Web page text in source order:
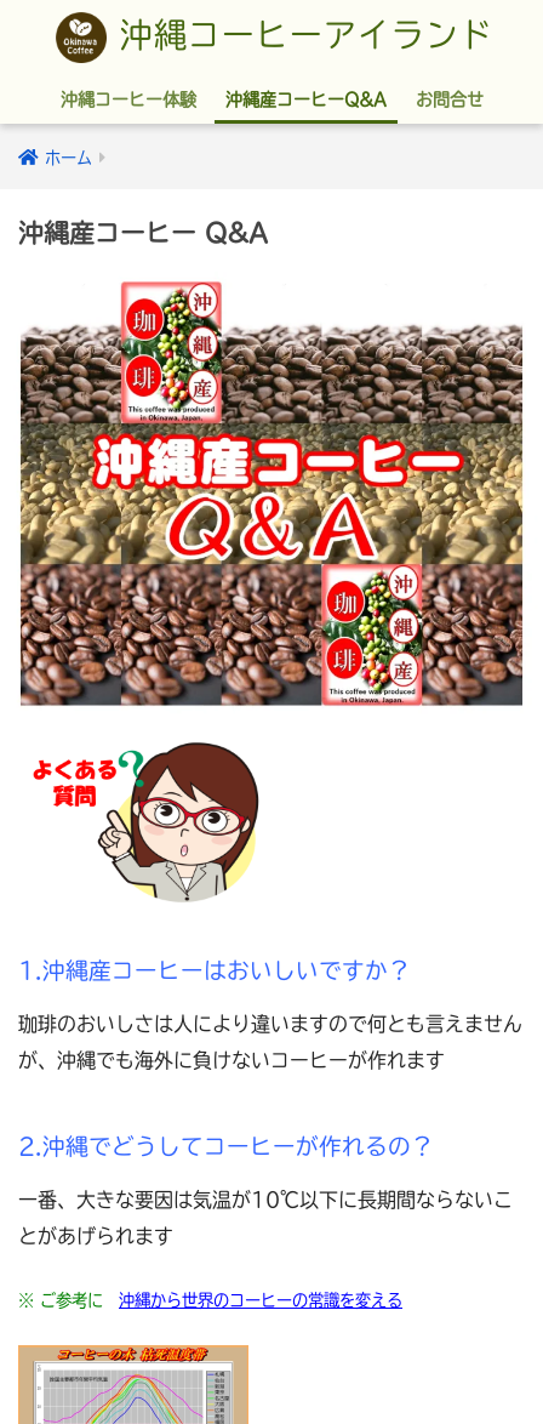
沖縄コーヒーアイランド
沖縄コーヒー体験 沖縄産コーヒーQ&A お問合せ
ホーム
沖縄産コーヒー Q&A
1.沖縄産コーヒーはおいしいですか？
珈琲のおいしさは人により違いますので何とも言えません
が、沖縄でも海外に負けないコーヒーが作れます
2.沖縄でどうしてコーヒーが作れるの？
一番、大きな要因は気温が10℃以下に長期間ならないこ
とがあげられます
※ ご参考に 沖縄から世界のコーヒーの常識を変える